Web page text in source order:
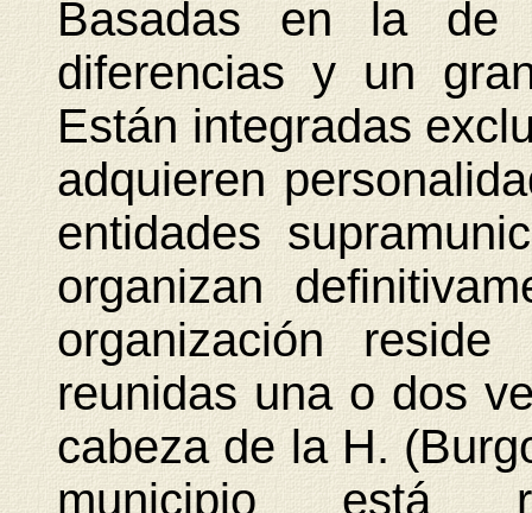
Basadas en la de
diferencias y un
Están integradas
adquieren
entidades
organizan
organización
reunidas una o dos
cabeza de la H.
municipio está